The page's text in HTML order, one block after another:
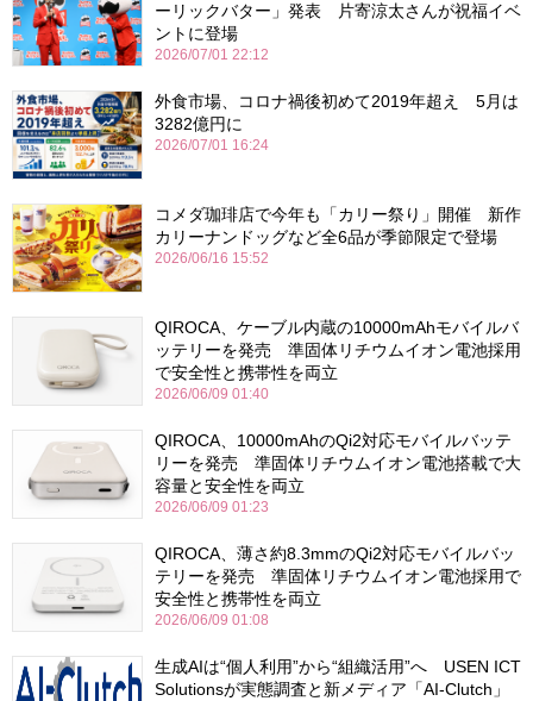
ーリックバター」発表 片寄涼太さんが祝福イベ
ントに登場
2026/07/01 22:12
外食市場、コロナ禍後初めて2019年超え 5月は
3282億円に
2026/07/01 16:24
コメダ珈琲店で今年も「カリー祭り」開催 新作
カリーナンドッグなど全6品が季節限定で登場
2026/06/16 15:52
QIROCA、ケーブル内蔵の10000mAhモバイルバ
ッテリーを発売 準固体リチウムイオン電池採用
で安全性と携帯性を両立
2026/06/09 01:40
QIROCA、10000mAhのQi2対応モバイルバッテ
リーを発売 準固体リチウムイオン電池搭載で大
容量と安全性を両立
2026/06/09 01:23
QIROCA、薄さ約8.3mmのQi2対応モバイルバッ
テリーを発売 準固体リチウムイオン電池採用で
安全性と携帯性を両立
2026/06/09 01:08
生成AIは“個人利用”から“組織活用”へ USEN ICT
Solutionsが実態調査と新メディア「AI-Clutch」